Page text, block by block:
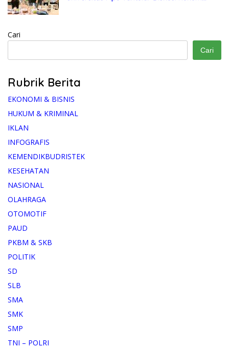
Cari
Cari
Rubrik Berita
EKONOMI & BISNIS
HUKUM & KRIMINAL
IKLAN
INFOGRAFIS
KEMENDIKBUDRISTEK
KESEHATAN
NASIONAL
OLAHRAGA
OTOMOTIF
PAUD
PKBM & SKB
POLITIK
SD
SLB
SMA
SMK
SMP
TNI – POLRI